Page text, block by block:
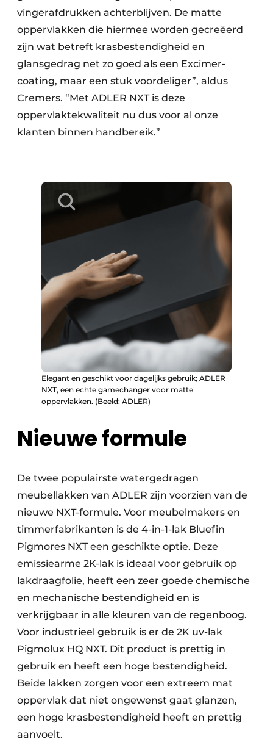
vingerafdrukken achterblijven. De matte
oppervlakken die hiermee worden gecreëerd
zijn wat betreft krasbestendigheid en
glansgedrag net zo goed als een Excimer-
coating, maar een stuk voordeliger”, aldus
Cremers. “Met ADLER NXT is deze
oppervlaktekwaliteit nu dus voor al onze
klanten binnen handbereik.”
Elegant en geschikt voor dagelijks gebruik; ADLER
NXT, een echte gamechanger voor matte
oppervlakken. (Beeld: ADLER)
Nieuwe formule
De twee populairste watergedragen
meubellakken van ADLER zijn voorzien van de
nieuwe NXT-formule. Voor meubelmakers en
timmerfabrikanten is de 4-in-1-lak Bluefin
Pigmores NXT een geschikte optie. Deze
emissiearme 2K-lak is ideaal voor gebruik op
lakdraagfolie, heeft een zeer goede chemische
en mechanische bestendigheid en is
verkrijgbaar in alle kleuren van de regenboog.
Voor industrieel gebruik is er de 2K uv-lak
Pigmolux HQ NXT. Dit product is prettig in
gebruik en heeft een hoge bestendigheid.
Beide lakken zorgen voor een extreem mat
oppervlak dat niet ongewenst gaat glanzen,
een hoge krasbestendigheid heeft en prettig
aanvoelt.